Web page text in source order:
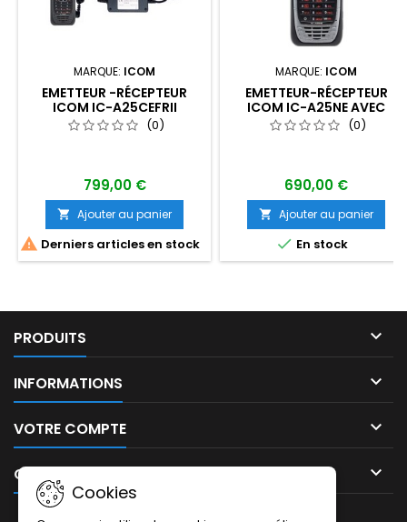
MARQUE: ICOM
EMETTEUR -RÉCEPTEUR
ICOM IC-A25CEFRII
(0)
799,00 €
 Ajouter au panier
 Derniers articles en stock
MARQUE: ICOM
EMETTEUR-RÉCEPTEUR
ICOM IC-A25NE AVEC
FONCTIONS NAVIGATION
ET BLUETOOTH
(0)
690,00 €
 Ajouter au panier
 En stock
PRODUITS 
INFORMATIONS 
VOTRE COMPTE 
CONTACT 
Cookies